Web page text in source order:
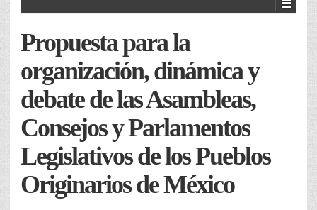
Propuesta para la
organización, dinámica y
debate de las Asambleas,
Consejos y Parlamentos
Legislativos de los Pueblos
Originarios de México